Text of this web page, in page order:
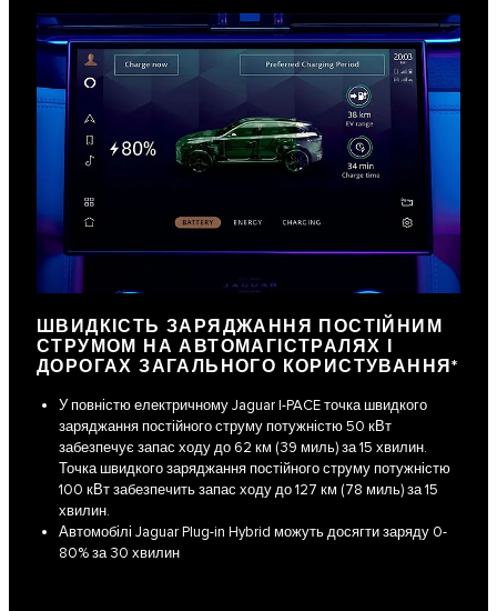
ШВИДКІСТЬ ЗАРЯДЖАННЯ ПОСТІЙНИМ
СТРУМОМ НА АВТОМАГІСТРАЛЯХ І
ДОРОГАХ ЗАГАЛЬНОГО КОРИСТУВАННЯ*
У повністю електричному Jaguar I-PACE точка швидкого
заряджання постійного струму потужністю 50 кВт
забезпечує запас ходу до 62 км (39 миль) за 15 хвилин.
Точка швидкого заряджання постійного струму потужністю
100 кВт забезпечить запас ходу до 127 км (78 миль) за 15
хвилин.
Автомобілі Jaguar Plug-in Hybrid можуть досягти заряду 0-
80% за 30 хвилин